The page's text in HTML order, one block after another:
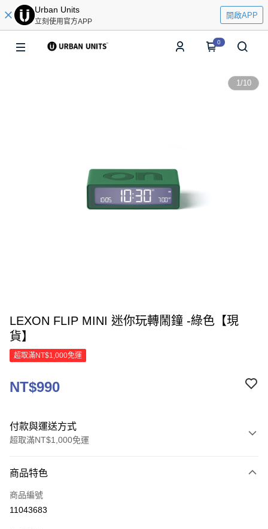
Urban Units
立刻使用官方APP
開啟APP
0
1/10
LEXON FLIP MINI 迷你玩轉鬧鐘 -綠色【現
貨】
超取滿NT$1,000免運
NT$990
付款與運送方式
超取滿NT$1,000免運
信用卡一次付款
信用卡分期付款
商品特色
商品編號
11043683